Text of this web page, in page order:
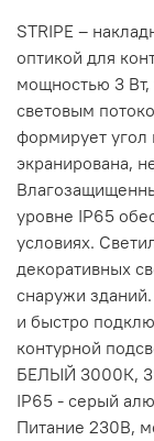
STRIPE –
оптикой для
мощностью 3 Вт,
световым
формирует угол
экранирована,
уровне IP65
условиях.
декоративных
снаружи
и быстро
контурной
БЕЛЫЙ 3000К,
IP65 - серый
Питание 230В,